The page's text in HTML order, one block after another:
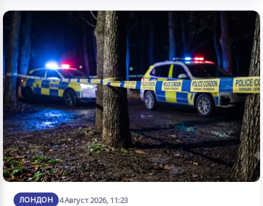
ЛОНДОН 4 Август 2026, 11:23